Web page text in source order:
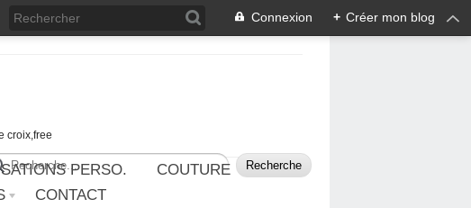
Connexion + Créer mon blog
croix,free
PERSO.
COUTURE
CONTACT